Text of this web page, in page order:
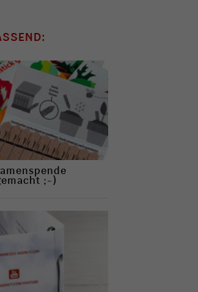
;-)